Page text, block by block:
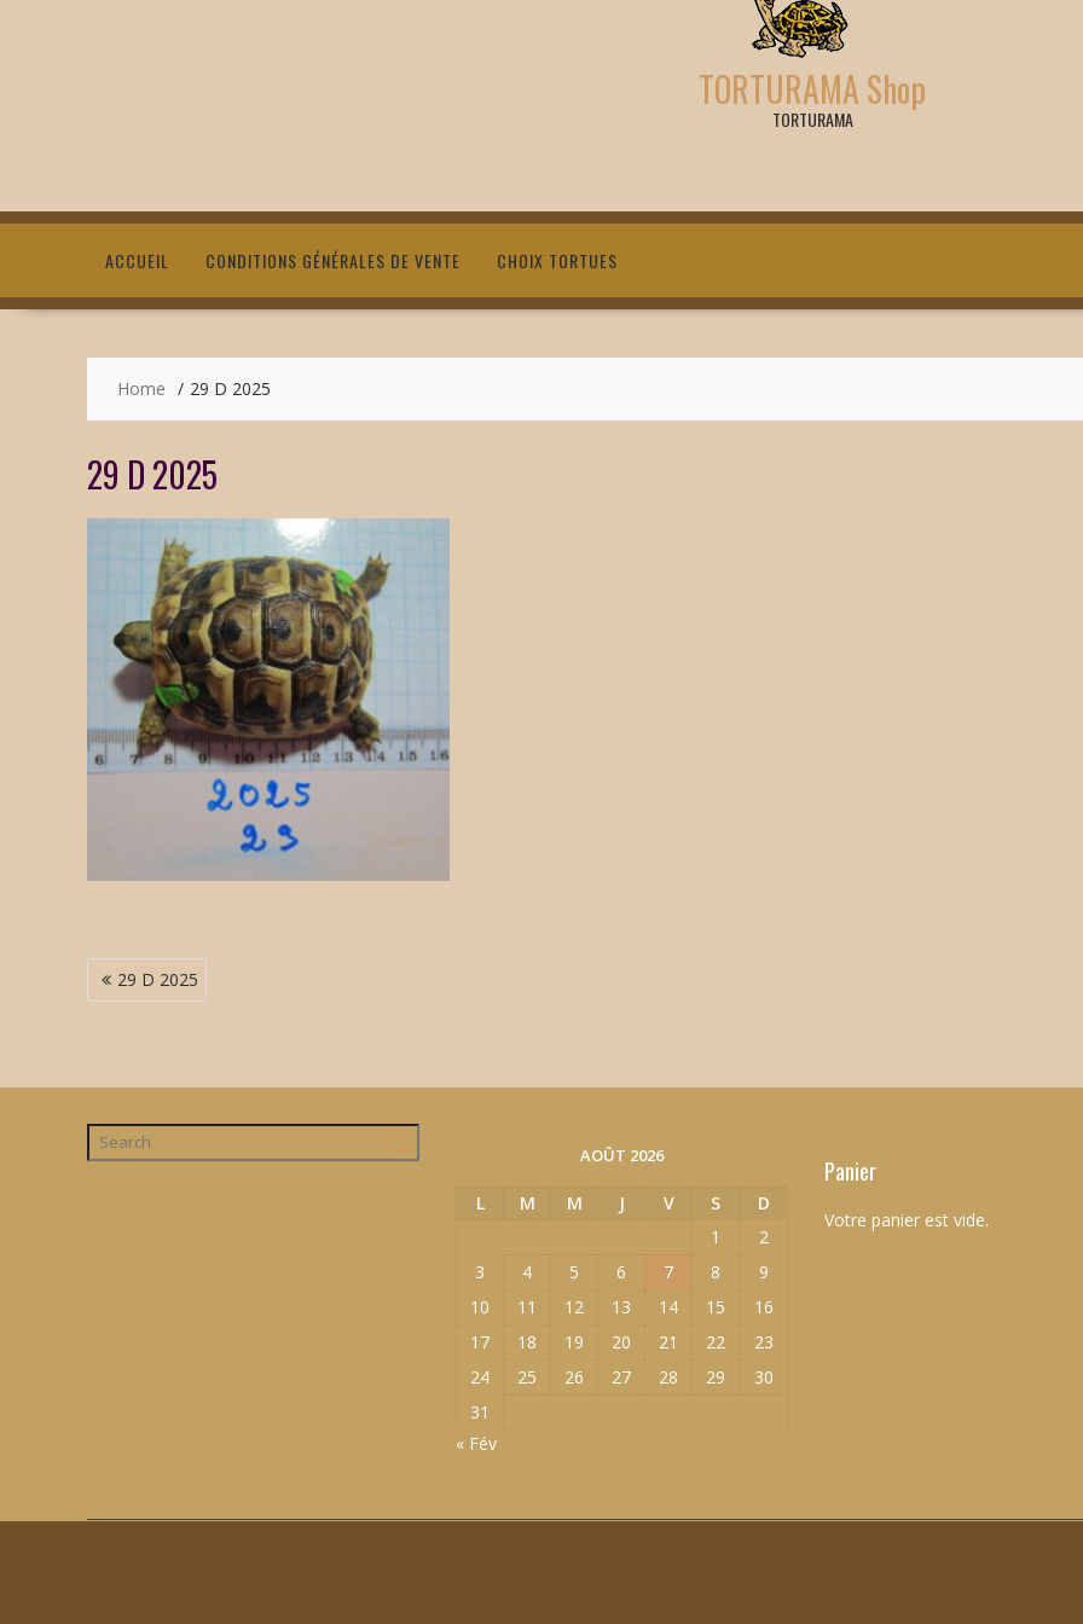
TORTURAMA Shop
TORTURAMA
ACCUEIL CONDITIONS GÉNÉRALES DE VENTE CHOIX TORTUES
Home 29 D 2025
29 D 2025
Navigation
de
29 D 2025
AOÛT 2026
L M M J V S
D
1
2
3
4 5 6 7 8
9
10
11 12 13 14 15
16
17
18 19 20 21 22
23
24
25 26 27 28 29
30
31
« Fév
Panier
Votre panier est vide.